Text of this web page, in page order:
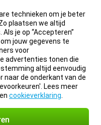
technieken om je beter
plaatsen we altijd
je op “Accepteren”
jouw gegevens te
voor
advertenties tonen die
altijd eenvoudig
naar de onderkant van de
Lees meer
en cookieverklaring